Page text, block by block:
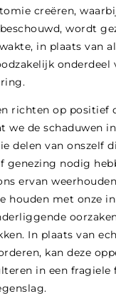
creëren,
wordt
in plaats van
onderdeel
richten op positief
we de schaduwen
delen van onszelf
genezing nodig
ervan
houden met onze
In plaats van
kan deze
in een fragiele